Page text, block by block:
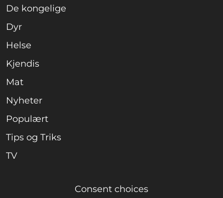
De kongelige
Dyr
Helse
Kjendis
Mat
Nyheter
Populært
Tips og Triks
TV
Consent choices